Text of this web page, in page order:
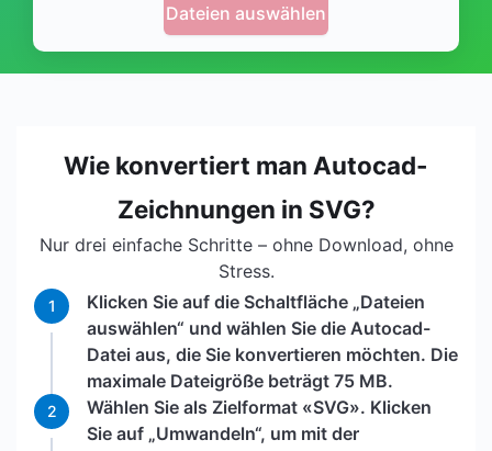
Dateien auswählen
Wie konvertiert man Autocad-
Zeichnungen in SVG?
Nur drei einfache Schritte – ohne Download, ohne
Stress.
1
Klicken Sie auf die Schaltfläche „Dateien
auswählen“ und wählen Sie die Autocad-
Datei aus, die Sie konvertieren möchten. Die
maximale Dateigröße beträgt 75 MB.
2
Wählen Sie als Zielformat «SVG». Klicken
Sie auf „Umwandeln“, um mit der